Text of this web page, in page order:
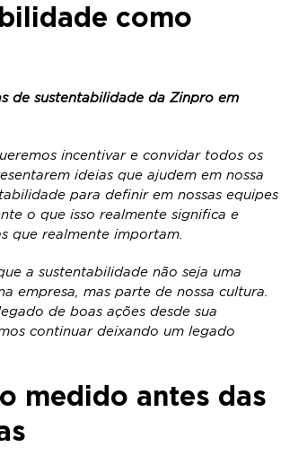
como
de sustentabilidade da Zinpro em
incentivar e convidar todos os
ideias que ajudem em nossa
para definir em nossas equipes
o que isso realmente significa e
que realmente importam.
a sustentabilidade não seja uma
empresa, mas parte de nossa cultura.
de boas ações desde sua
continuar deixando um legado
medido antes das